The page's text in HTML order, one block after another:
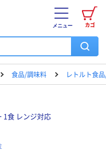
カゴ
メニュー
食品/調味料 レトルト食
1食 レンジ対応